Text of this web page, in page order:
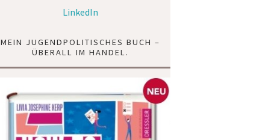
LinkedIn
MEIN JUGENDPOLITISCHES BUCH –
ÜBERALL IM HANDEL.